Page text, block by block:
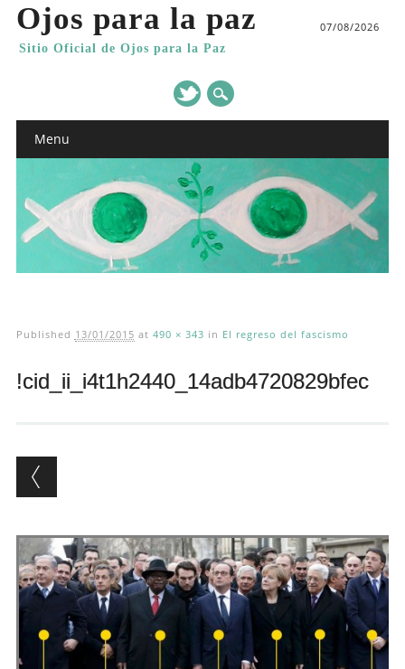
Ojos para la paz
Sitio Oficial de Ojos para la Paz
07/08/2026
Main menu
Menu
Published 13/01/2015 at 490 × 343 in El regreso del fascismo
!cid_ii_i4t1h2440_14adb4720829bfec